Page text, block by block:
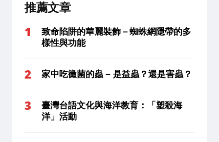
推薦文章
致命陷阱的華麗裝飾－蜘蛛網隱帶的多
樣性與功能
家中吃黴菌的蟲 – 是益蟲？還是害蟲？
臺灣台語文化與海洋教育：「塑殺海
洋」活動